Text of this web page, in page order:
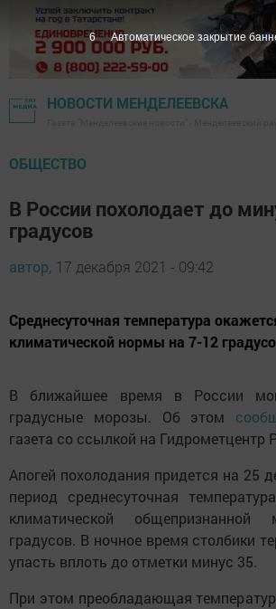
НОВОСТИ МЕНДЕЛЕЕВСКА
ОБЩЕСТВО
В России похолодает до
градусов
автор, 17 декабря 2021 - 09:42
Среднесуточная температура
климатической нормы на 7-12
В ближайшее время в России
градусные морозы. Об этом
газета со ссылкой на Гидрометцентр
Апогей похолодания придется на 25
период среднесуточная
климатической
градусов. В ночное время столбики
упасть вплоть до отметки минус 35.
При этом преобладающая
5 Автоматическое закрытие